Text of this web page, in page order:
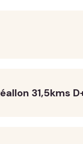
31,5kms